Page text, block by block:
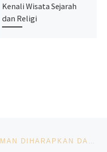
Kenali Wisata Sejarah
dan Religi